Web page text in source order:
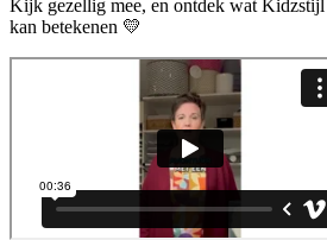
Kijk gezellig mee, en ontdek wat
kan betekenen 💛